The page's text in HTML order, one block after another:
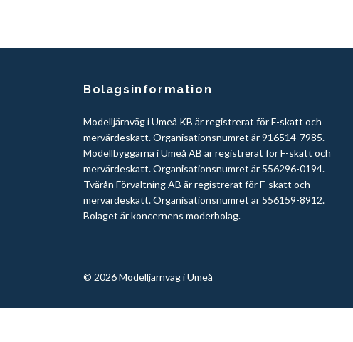
Bolagsinformation
Modelljärnväg i Umeå KB är registrerat för F-skatt och
mervärdeskatt. Organisationsnumret är 916514-7985.
Modellbyggarna i Umeå AB är registrerat för F-skatt och
mervärdeskatt. Organisationsnumret är 556296-0194.
Tvärån Förvaltning AB är registrerat för F-skatt och
mervärdeskatt. Organisationsnumret är 556159-8912.
Bolaget är koncernens moderbolag.
© 2026 Modelljärnväg i Umeå